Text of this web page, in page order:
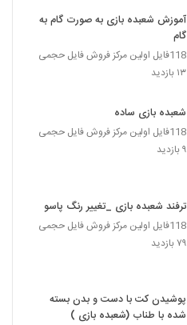
آموزش شعبده بازی به صورت گام به
گام
118فایل اولین مرکز فروش فایل حجمی
۱۳ بازدید
شعبده بازی ساده
118فایل اولین مرکز فروش فایل حجمی
۹ بازدید
ترفند شعبده بازی _تغییر رنگ پاسو
118فایل اولین مرکز فروش فایل حجمی
۷۹ بازدید
پوشیدن کت با دست و بدن بسته
شده با طناب (شعبده بازی )